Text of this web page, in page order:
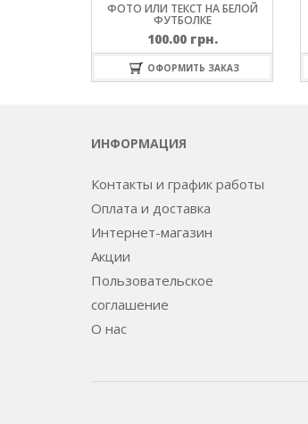
ФОТО ИЛИ ТЕКСТ НА БЕЛОЙ
ФУТБОЛКЕ
100.00 грн.
ОФОРМИТЬ ЗАКАЗ
ИНФОРМАЦИЯ
Контакты и график работы
Оплата и доставка
Интернет-магазин
Акции
Пользовательское
соглашение
О нас